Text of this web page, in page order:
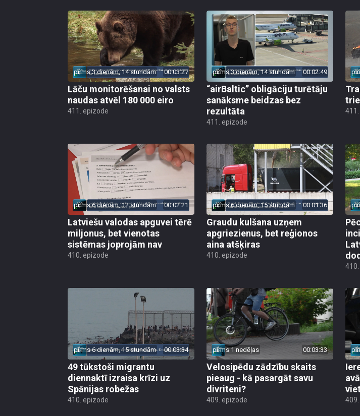
pirms 3 dienām, 14 stundām 00:03:27
Lāču monitorēšanai no valsts
naudas atvēl 180 000 eiro
411. epizode
pirms 3 dienām, 14 stundām 00:02:49
“airBaltic” obligāciju turētāju
sanāksme beidzas bez
rezultāta
411. epizode
pirms 6 dienām, 12 stundām 00:02:21
Latviešu valodas apguvei tērē
miljonus, bet vienotas
sistēmas joprojām nav
410. epizode
pirms 6 dienām, 15 stundām 00:01:36
Graudu kulšana uzņem
apgriezienus, bet reģionos
aina atšķiras
410. epizode
pirms 6 dienām, 15 stundām 00:03:34
49 tūkstoši migrantu
diennaktī izraisa krīzi uz
Spānijas robežas
410. epizode
pirms 1 nedēļas 00:03:33
Velosipēdu zādzību skaits
pieaug - kā pasargāt savu
divriteni?
409. epizode